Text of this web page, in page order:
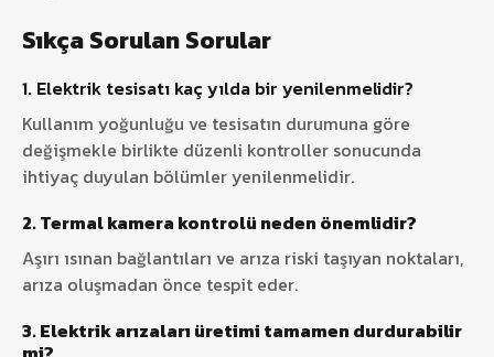
Sıkça Sorulan Sorular
1. Elektrik tesisatı kaç yılda bir yenilenmelidir?
Kullanım yoğunluğu ve tesisatın durumuna göre
değişmekle birlikte düzenli kontroller sonucunda
ihtiyaç duyulan bölümler yenilenmelidir.
2. Termal kamera kontrolü neden önemlidir?
Aşırı ısınan bağlantıları ve arıza riski taşıyan noktaları,
arıza oluşmadan önce tespit eder.
3. Elektrik arızaları üretimi tamamen durdurabilir